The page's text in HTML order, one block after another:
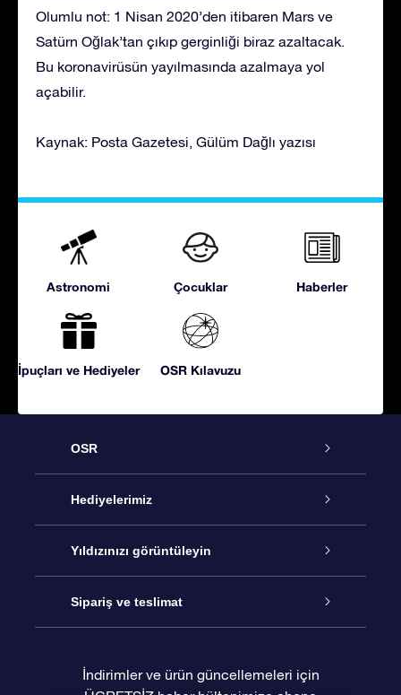
Olumlu not: 1 Nisan 2020’den itibaren Mars ve
Satürn Oğlak’tan çıkıp gerginliği biraz azaltacak.
Bu koronavirüsün yayılmasında azalmaya yol
açabilir.
Kaynak: Posta Gazetesi, Gülüm Dağlı yazısı
Astronomi Çocuklar Haberler
İpuçları ve Hediyeler OSR Kılavuzu
OSR
Hizmet
İletişim
Blogu
Hediyelerimiz
Çevrimiçi Yıldız Hediyesi
OSR Hediye Paketi
Yıldızınızı görüntüleyin
Star Register
Sipariş ve teslimat
İndirimler ve ürün güncellemeleri için